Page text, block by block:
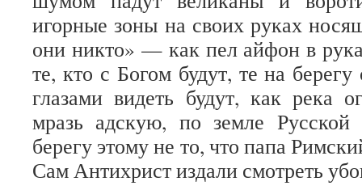
игорные зоны на своих руках
они никто» — как пел айфон в
те, кто с Богом будут, те на
глазами видеть будут, как река
мразь адскую, по земле
берегу этому не то, что папа
Сам Антихрист издали смотреть